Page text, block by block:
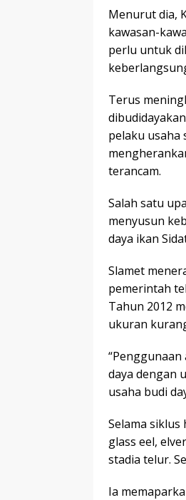
Menurut dia,
kawasan-
perlu untuk
Terus
pelaku usaha
terancam.
Salah satu
menyusun
daya ikan
Slamet
pemerintah
Tahun 2012
ukuran
daya dengan
usaha budi
Selama
glass eel,
stadia telur.
Ia